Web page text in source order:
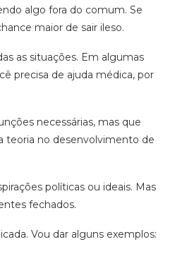
algo fora do comum. Se
maior de sair ileso.
as situações. Em algumas
precisa de ajuda médica, por
necessárias, mas que
teoria no desenvolvimento de
políticas ou ideais. Mas
fechados.
Vou dar alguns exemplos: